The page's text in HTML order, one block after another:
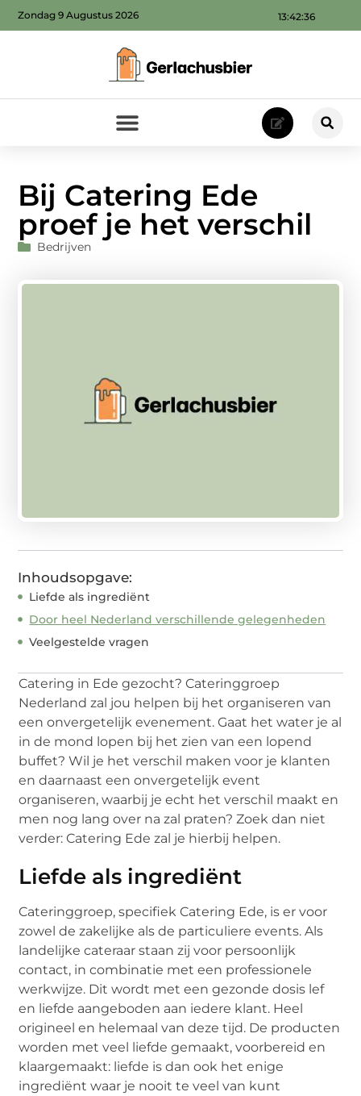
13:42:38
Zondag 9 Augustus 2026
Bij Catering Ede
proef je het verschil
Bedrijven
Inhoudsopgave:
Liefde als ingrediënt
Door heel Nederland verschillende gelegenheden
Veelgestelde vragen
Catering in Ede gezocht? Cateringgroep
Nederland zal jou helpen bij het organiseren van
een onvergetelijk evenement. Gaat het water je al
in de mond lopen bij het zien van een lopend
buffet? Wil je het verschil maken voor je klanten
en daarnaast een onvergetelijk event
organiseren, waarbij je echt het verschil maakt en
men nog lang over na zal praten? Zoek dan niet
verder: Catering Ede zal je hierbij helpen.
Liefde als ingrediënt
Cateringgroep, specifiek Catering Ede, is er voor
zowel de zakelijke als de particuliere events. Als
landelijke cateraar staan zij voor persoonlijk
contact, in combinatie met een professionele
werkwijze. Dit wordt met een gezonde dosis lef
en liefde aangeboden aan iedere klant. Heel
origineel en helemaal van deze tijd. De producten
worden met veel liefde gemaakt, voorbereid en
klaargemaakt: liefde is dan ook het enige
ingrediënt waar je nooit te veel van kunt